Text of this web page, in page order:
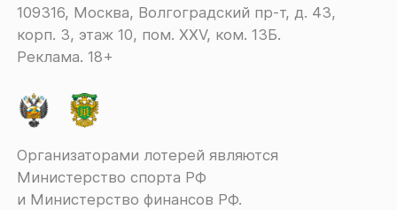
109316, Москва, Волгоградский пр-т, д. 43,
корп. 3, этаж 10, пом. XXV, ком. 13Б.
Реклама. 18+
Организаторами лотерей являются
Министерство спорта РФ
и Министерство финансов РФ.